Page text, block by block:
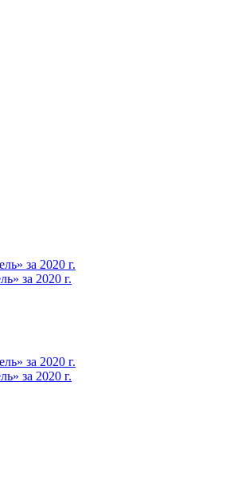
за 2020 г.
за 2020 г.
за 2020 г.
за 2020 г.